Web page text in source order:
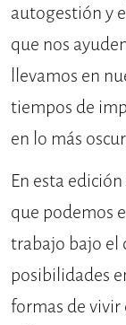
autogestión y
que nos
llevamos en
tiempos de
en lo más
En esta
que podemos
trabajo bajo el
posibilidades
formas de vivir